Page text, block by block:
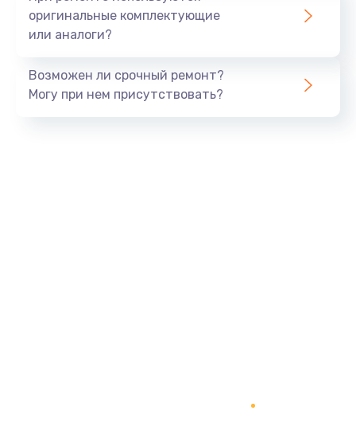
оригинальные комплектующие
или аналоги?
Возможен ли срочный ремонт?
Могу при нем присутствовать?